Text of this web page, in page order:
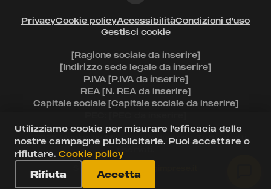
PrivacyCookie policyAccessibilitàCondizioni d'uso
Gestisci cookie
[Ragione sociale da inserire]
[Indirizzo sede legale da inserire]
P.IVA [P.IVA da inserire]
REA [N. REA da inserire]
Capitale sociale [Capitale sociale da inserire]
PEC: [PEC da inserire]
© 2026 Msolar by Muzzolon Industries
. Tutti i diritti
Utilizziamo cookie per misurare l'efficacia delle
nostre campagne pubblicitarie. Puoi accettare o
rifiutare. Cookie policy
Rifiuta Accetta